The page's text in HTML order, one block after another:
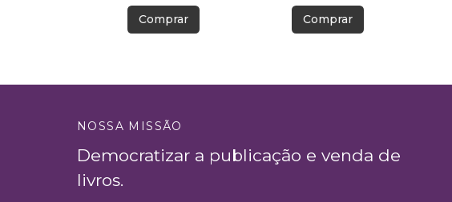
Comprar Comprar
NOSSA MISSÃO
Democratizar a publicação e venda de
livros.